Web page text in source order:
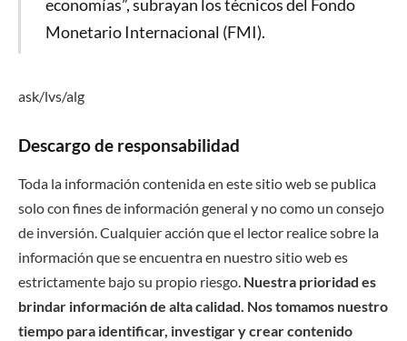
economías”, subrayan los técnicos del Fondo
Monetario Internacional (FMI).
ask/lvs/alg
Descargo de responsabilidad
Toda la información contenida en este sitio web se publica
solo con fines de información general y no como un consejo
de inversión. Cualquier acción que el lector realice sobre la
información que se encuentra en nuestro sitio web es
estrictamente bajo su propio riesgo. Nuestra prioridad es
brindar información de alta calidad. Nos tomamos nuestro
tiempo para identificar, investigar y crear contenido